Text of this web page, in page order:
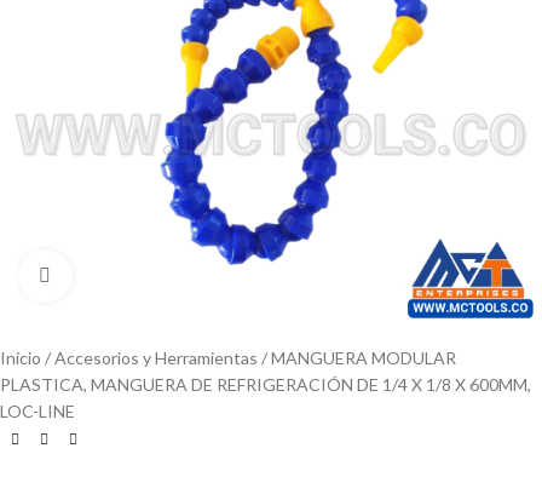
Inicio Accesorios y Herramientas
MANGUERA MODULAR
PLASTICA, MANGUERA DE REFRIGERACIÓN DE 1/4 X 1/8 X 600MM,
LOC-LINE